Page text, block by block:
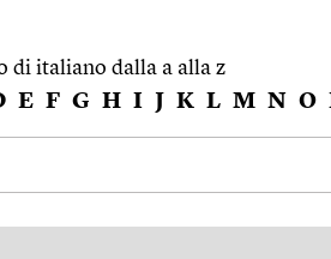
di italiano dalla a alla z
E F G H I J K L M N O